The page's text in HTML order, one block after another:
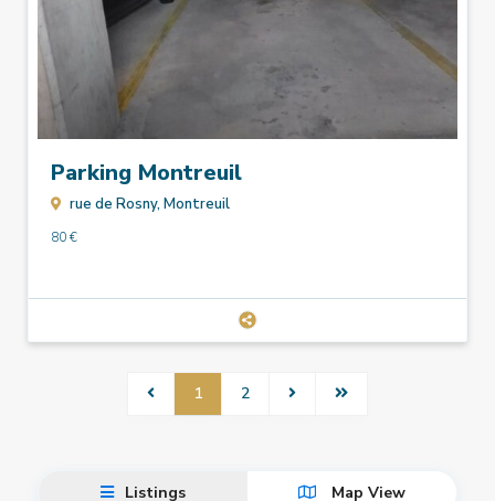
Parking Montreuil
rue de Rosny, Montreuil
80 €
1 2
Listings Map View